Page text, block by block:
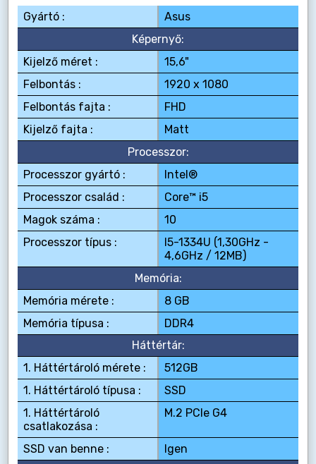
Gyártó :
Asus
Képernyő:
Kijelző méret :
15,6"
Felbontás :
1920 x 1080
Felbontás fajta :
FHD
Kijelző fajta :
Matt
Processzor:
Processzor gyártó :
Intel®
Processzor család :
Core™ i5
Magok száma :
10
Processzor típus :
I5-1334U (1,30GHz -
4,6GHz / 12MB)
Memória:
Memória mérete :
8 GB
Memória típusa :
DDR4
Háttértár:
1. Háttértároló mérete :
512GB
1. Háttértároló típusa :
SSD
1. Háttértároló
csatlakozása :
M.2 PCIe G4
SSD van benne :
Igen